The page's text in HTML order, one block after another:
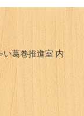
い葛巻推進室 内